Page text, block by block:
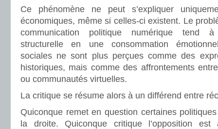
Ce phénomène ne peut s’expliquer
économiques, même si celles-ci existent. Le
communication politique numérique tend à
structurelle en une consommation
sociales ne sont plus perçues comme des
historiques, mais comme des affrontements
ou communautés virtuelles.
La critique se résume alors à un différend entre
Quiconque remet en question certaines
la droite. Quiconque critique l’opposition